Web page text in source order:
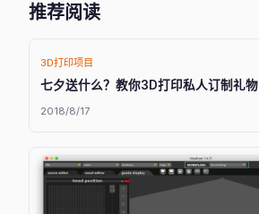
推荐阅读
3D打印项目
七夕送什么？教你3D打印私人订制礼物
2018/8/17